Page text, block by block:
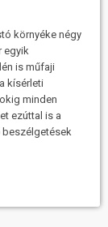
környéke négy
egyik
is műfaji
kísérleti
minden
ezúttal is a
beszélgetések